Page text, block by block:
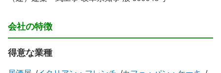
会社の特徴
得意な業種